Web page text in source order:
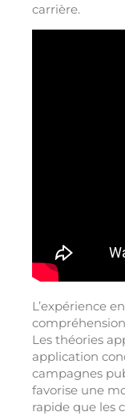
carrière.
L’expérience
Les théories
application
campagnes
favorise une
rapide que les